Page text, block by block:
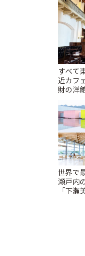
すべて
近カフ
財の洋
レト
世界で
瀬戸内
「下